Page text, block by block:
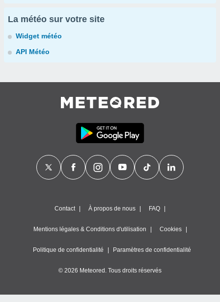
La météo sur votre site
Widget météo
API Météo
Contact À propos de nous FAQ
Mentions légales & Conditions d'utilisation Cookies
Politique de confidentialité Paramètres de confidentialité
© 2026 Meteored. Tous droits réservés